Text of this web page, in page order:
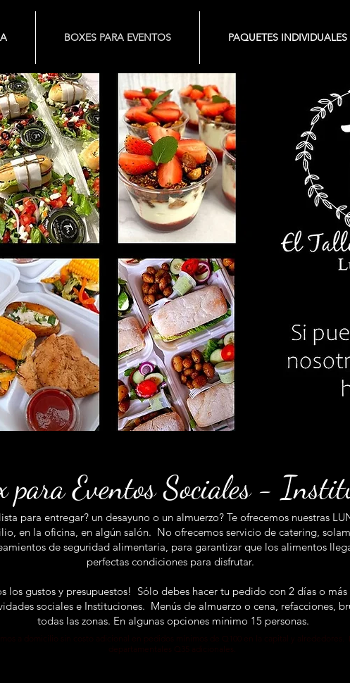
BOXES PARA EVENTOS PAQUETES INDIVIDUALES
para Eventos Sociales -
para entregar? un desayuno o un almuerzo? Te ofrecemos nuestras
en la oficina, en algún salón. No ofrecemos servicio de catering,
de seguridad alimentaria, para garantizar que los alimentos
perfectas condiciones para disfrutar.
los gustos y presupuestos! Sólo debes hacer tu pedido con 2 días o
sociales e Instituciones. Menús de almuerzo o cena, refacciones,
todas las zonas. En algunas opciones mínimo 15 personas.
a domicilio sin costo adicional en pedidos mínimos de Q100 en la capital y alrededores.
departamentales Q35 adicionales.